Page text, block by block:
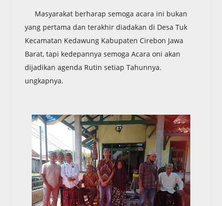
Masyarakat berharap semoga acara ini bukan
yang pertama dan terakhir diadakan di Desa Tuk
Kecamatan Kedawung Kabupaten Cirebon Jawa
Barat, tapi kedepannya semoga Acara oni akan
dijadikan agenda Rutin setiap Tahunnya.
ungkapnya.